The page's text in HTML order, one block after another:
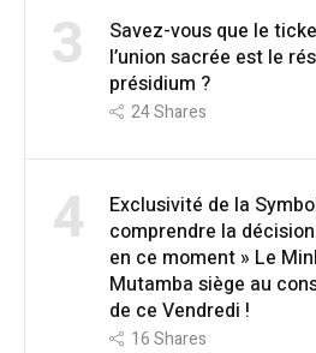
3
Savez-vous que le
l’union sacrée est le
présidium ?
24Shares
4
Exclusivité de la
comprendre la
en ce moment » Le
Mutamba siège au
de ce Vendredi !
16Shares